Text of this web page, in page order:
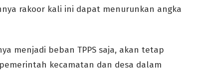
rakoor kali ini dapat menurunkan angka
menjadi beban TPPS saja, akan tetap
kecamatan dan desa dalam